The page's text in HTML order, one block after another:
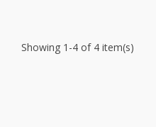
Showing 1-4 of 4 item(s)